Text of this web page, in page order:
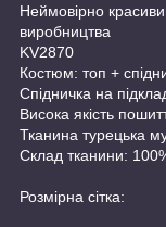
Неймовірно
виробництва
KV2870
Костюм: топ +
Спідничка на
Висока якість
Тканина турецька
Склад тканини:
Розмірна сітка: